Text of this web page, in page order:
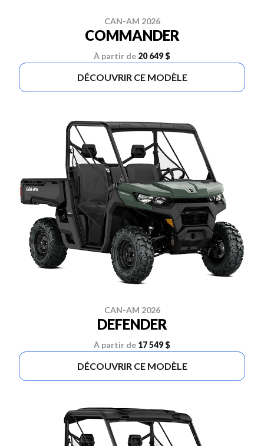
CAN-AM 2026
COMMANDER
À partir de 20 649 $
DÉCOUVRIR CE MODÈLE
CAN-AM 2026
DEFENDER
À partir de 17 549 $
DÉCOUVRIR CE MODÈLE